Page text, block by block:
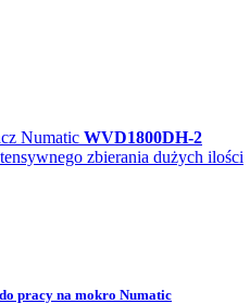
Numatic WVD1800DH-2
zbierania dużych ilości
pracy na mokro Numatic